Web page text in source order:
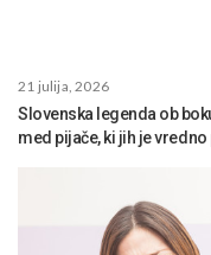
21 julija, 2026
Slovenska legenda ob
med pijače, ki jih je